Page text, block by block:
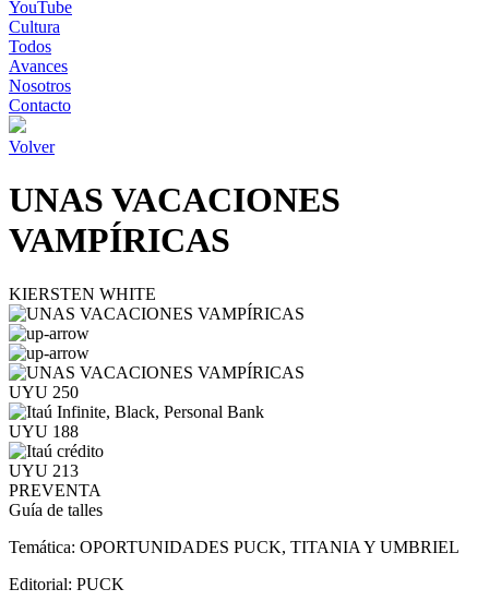
YouTube
Cultura
Todos
Avances
Nosotros
Contacto
Volver
UNAS VACACIONES
VAMPÍRICAS
KIERSTEN WHITE
UYU 250
UYU 188
UYU 213
PREVENTA
Guía de talles
Temática: OPORTUNIDADES PUCK, TITANIA Y UMBRIEL
Editorial: PUCK